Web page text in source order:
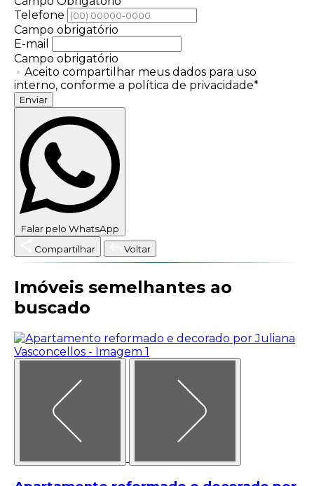
Telefone
Campo obrigatório
E-mail
Campo obrigatório
Aceito compartilhar meus dados para uso
interno, conforme a política de privacidade*
Enviar
Falar pelo WhatsApp
Compartilhar
Voltar
Imóveis semelhantes ao
buscado